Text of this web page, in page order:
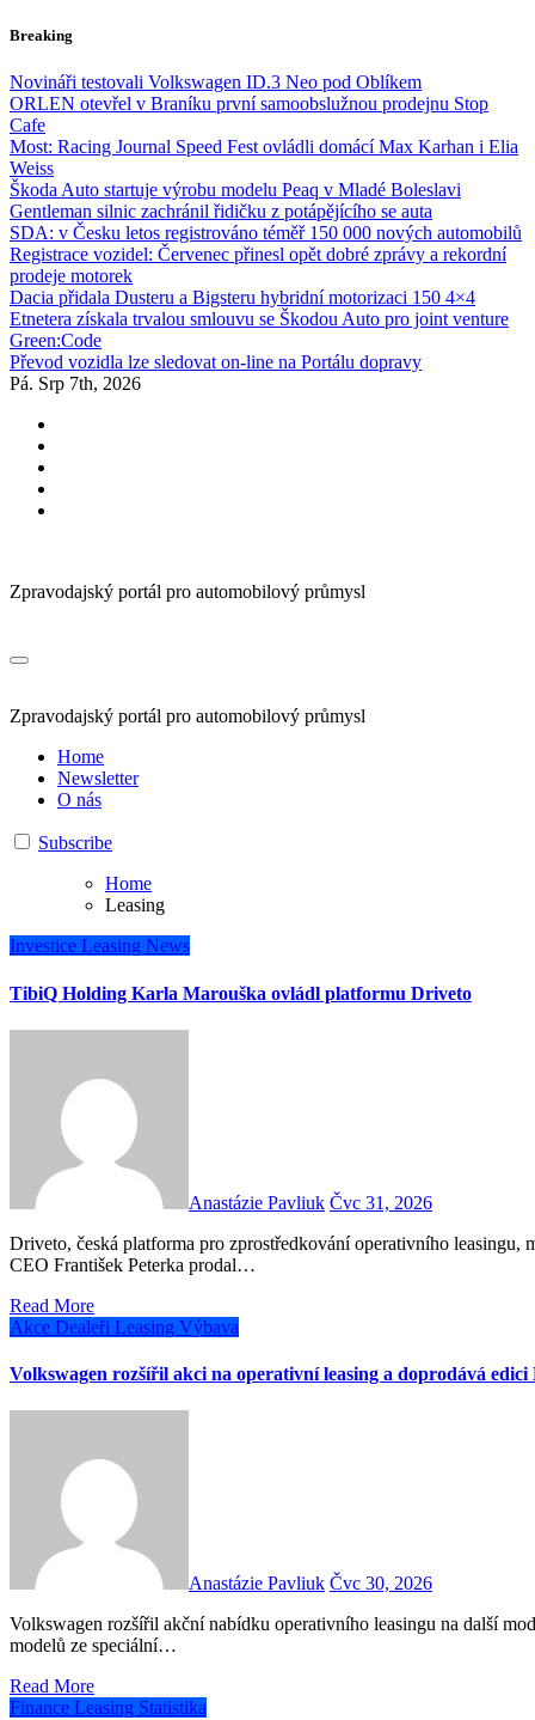
Skip
content
Breaking
Novináři testovali Volkswagen ID.3 Neo pod Oblíkem
ORLEN otevřel v Braníku první samoobslužnou prodejnu Stop
Cafe
Most: Racing Journal Speed Fest ovládli domácí Max Karhan i Elia
Weiss
Škoda Auto startuje výrobu modelu Peaq v Mladé Boleslavi
Gentleman silnic zachránil řidičku z potápějícího se auta
SDA: v Česku letos registrováno téměř 150 000 nových automobilů
Registrace vozidel: Červenec přinesl opět dobré zprávy a rekordní
prodeje motorek
Dacia přidala Dusteru a Bigsteru hybridní motorizaci 150 4×4
Etnetera získala trvalou smlouvu se Škodou Auto pro joint venture
Green:Code
Převod vozidla lze sledovat on-line na Portálu dopravy
Pá. Srp 7th, 2026
Zpravodajský portál pro automobilový průmysl
Zpravodajský portál pro automobilový průmysl
Home
Newsletter
O nás
Subscribe
Home
Leasing
Investice Leasing News
TibiQ Holding Karla Marouška ovládl platformu Driveto
Anastázie Pavliuk Čvc 31, 2026
Driveto, česká platforma pro zprostředkování operativního leasingu, mění vlastnickou strukturu. Dosavadní 50% spolumajitel a
CEO František Peterka prodal…
Read More
Akce Dealeři Leasing Výbava
Volkswagen rozšířil akci na operativní leasing a doprodává edici
Anastázie Pavliuk Čvc 30, 2026
Volkswagen rozšířil akční nabídku operativního leasingu na další modely a současně doprodává skladové zásoby zvýhodněných
modelů ze speciální…
Read More
Finance Leasing Statistika